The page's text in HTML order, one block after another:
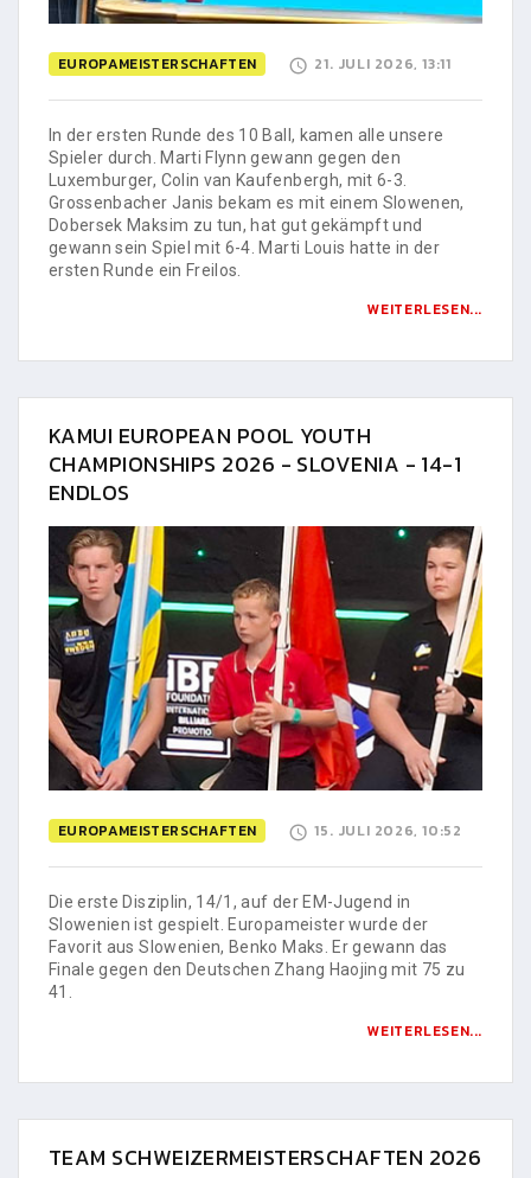
EUROPAMEISTERSCHAFTEN 21. JULI 2026, 13:11
In der ersten Runde des 10 Ball, kamen alle unsere
Spieler durch. Marti Flynn gewann gegen den
Luxemburger, Colin van Kaufenbergh, mit 6-3.
Grossenbacher Janis bekam es mit einem Slowenen,
Dobersek Maksim zu tun, hat gut gekämpft und
gewann sein Spiel mit 6-4. Marti Louis hatte in der
ersten Runde ein Freilos.
WEITERLESEN...
KAMUI EUROPEAN POOL YOUTH
CHAMPIONSHIPS 2026 - SLOVENIA - 14-1
ENDLOS
EUROPAMEISTERSCHAFTEN 15. JULI 2026, 10:52
Die erste Disziplin, 14/1, auf der EM-Jugend in
Slowenien ist gespielt. Europameister wurde der
Favorit aus Slowenien, Benko Maks. Er gewann das
Finale gegen den Deutschen Zhang Haojing mit 75 zu
41.
WEITERLESEN...
TEAM SCHWEIZERMEISTERSCHAFTEN 2026